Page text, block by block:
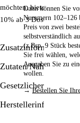
möchten, bieten wir
10% ab 3 Dosen; 15%
Zusatzinformationen/
Zutaten/Nährstoffe
Gesetzlicher Hinweis
Herstellerinformationen
Dann können Sie
Nummern 102–126
Preis von zwei
selbstverständlich
(z.Bsp. 9 Stück
Sie frei wählen,
Ausgaben Sie zu
wollen.
→Bestellen Sie